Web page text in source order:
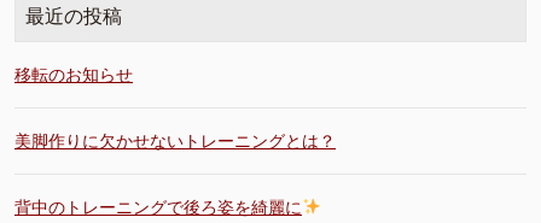
最近の投稿
移転のお知らせ
美脚作りに欠かせないトレーニングとは？
背中のトレーニングで後ろ姿を綺麗に